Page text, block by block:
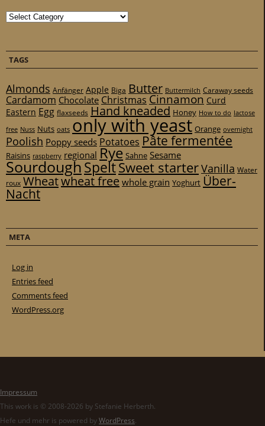
Categories
TAGS
Almonds Anfänger Apple Biga Butter Buttermilch Caraway seeds
Cardamom Chocolate Christmas Cinnamon Curd
Eastern Egg flaxseeds Hand kneaded Honey How to do lactose
free Nuss Nuts oats only with yeast Orange overnight
Poolish Poppy seeds Potatoes Pâte fermentée
Raisins raspberry regional Rye Sahne Sesame
SourdoughSpeltSweet starterVanilla Water
roux Wheatwheat freewhole grain Yoghurt Über-
Nacht
META
Log in
Entries feed
Comments feed
WordPress.org
Impressum
This work is © 2008-2026 by Stefanie Herberth.
Hefe und mehr is powered byWordPress.